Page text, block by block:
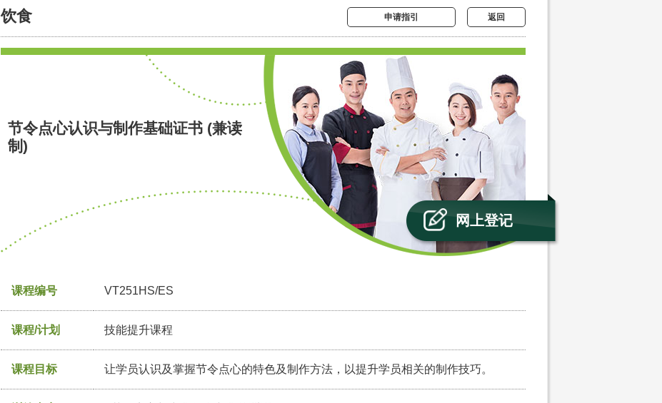
饮食 申请指引 返回
节令点心认识与制作基础证书 (兼读
制)
网上登记
课程编号 VT251HS/ES
课程/计划 技能提升课程
课程目标 让学员认识及掌握节令点心的特色及制作方法，以提升学员相关的制作技巧。